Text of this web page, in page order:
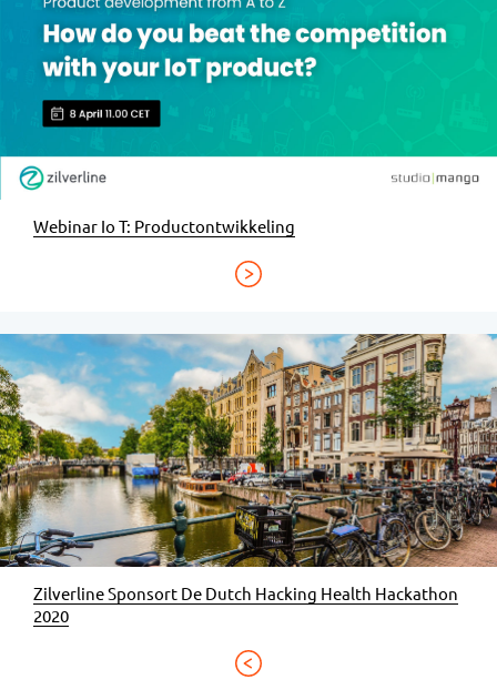
Webinar Io T: Productontwikkeling
Zilverline Sponsort De Dutch Hacking Health Hackathon
2020